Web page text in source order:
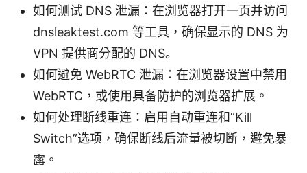
如何测试 DNS 泄漏：在浏览器打开一页并访问
dnsleaktest.com 等工具，确保显示的 DNS 为
VPN 提供商分配的 DNS。
如何避免 WebRTC 泄漏：在浏览器设置中禁用
WebRTC，或使用具备防护的浏览器扩展。
如何处理断线重连：启用自动重连和“Kill
Switch”选项，确保断线后流量被切断，避免暴
露。